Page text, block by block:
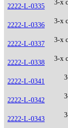
2222-L-0335
3-х
2222-L-0336
3-х
2222-L-0337
3-х
2222-L-0338
3-х
2222-L-0341
2222-L-0342
2222-L-0343